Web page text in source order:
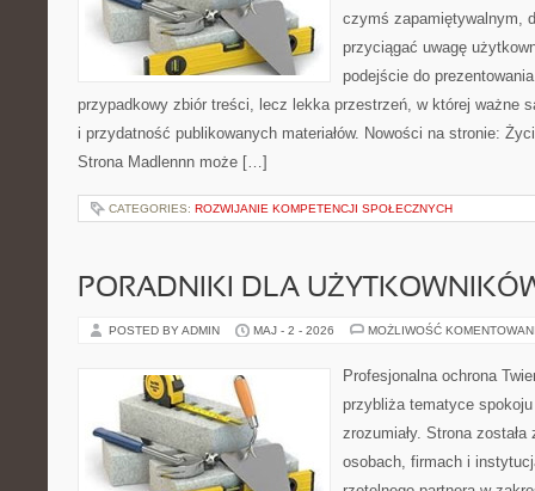
czymś zapamiętywalnym,
przyciągać uwagę
podejście do
przypadkowy zbiór treści, lecz lekka przestrzeń, w której ważne
i przydatność publikowanych materiałów. Nowości na stronie:
Strona Madlennn może […]
CATEGORIES: ROZWIJANIE KOMPETENCJI SPOŁECZNYCH
PORADNIKI DLA
POSTED BY ADMIN MAJ - 2 - 2026 MOŻLIWOŚĆ
Profesjonalna ochrona
przybliża tematyce
zrozumiały. Strona
osobach, firmach i